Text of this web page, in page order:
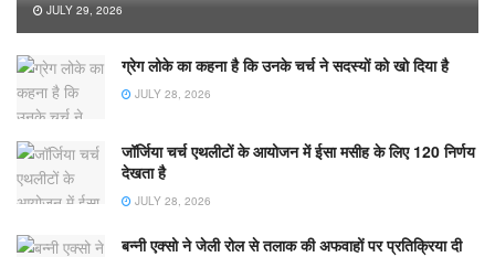
JULY 29, 2026
ग्रेग लोके का कहना है कि उनके चर्च ने सदस्यों को खो दिया है
JULY 28, 2026
जॉर्जिया चर्च एथलीटों के आयोजन में ईसा मसीह के लिए 120 निर्णय
देखता है
JULY 28, 2026
बन्नी एक्सो ने जेली रोल से तलाक की अफवाहों पर प्रतिक्रिया दी